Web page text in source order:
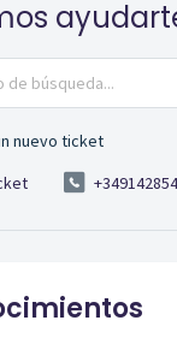
nuevo ticket